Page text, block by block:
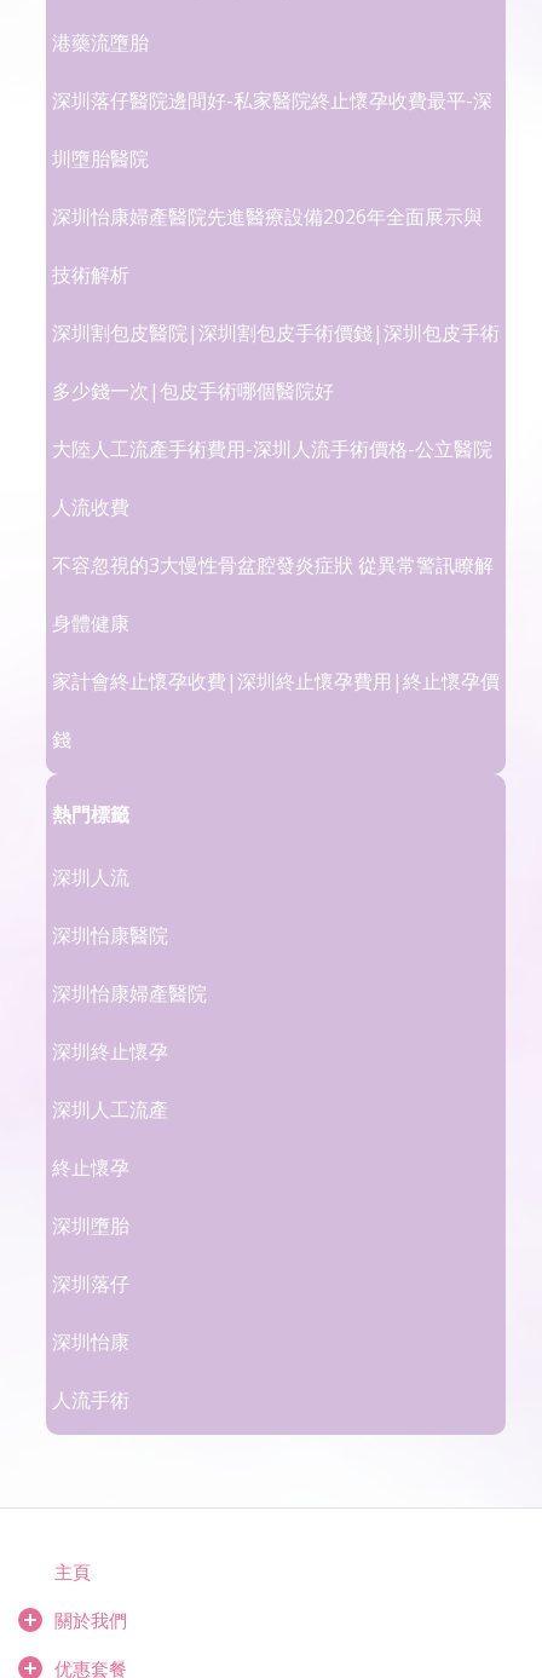
港藥流墮胎
深圳落仔醫院邊間好-私家醫院終止懷孕收費最平-深
圳墮胎醫院
深圳怡康婦產醫院先進醫療設備2026年全面展示與
技術解析
深圳割包皮醫院|深圳割包皮手術價錢|深圳包皮手術
多少錢一次|包皮手術哪個醫院好
大陸人工流產手術費用-深圳人流手術價格-公立醫院
人流收費
不容忽視的3大慢性骨盆腔發炎症狀 從異常警訊瞭解
身體健康
家計會終止懷孕收費|深圳終止懷孕費用|終止懷孕價
錢
熱門標籤
深圳人流
深圳怡康醫院
深圳怡康婦產醫院
深圳終止懷孕
深圳人工流產
終止懷孕
深圳墮胎
深圳落仔
深圳怡康
人流手術
主頁
關於我們
优惠套餐